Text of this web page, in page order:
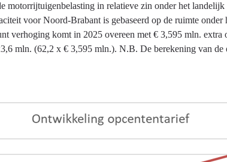
motorrijtuigenbelasting in relatieve zin onder het
voor Noord-Brabant is gebaseerd op de ruimte
verhoging komt in 2025 overeen met € 3,595 mln. extra
mln. (62,2 x € 3,595 mln.). N.B. De berekening van de